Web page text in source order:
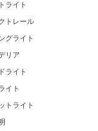
ライト
トレール
グライト
リア
ライト
イト
トライト